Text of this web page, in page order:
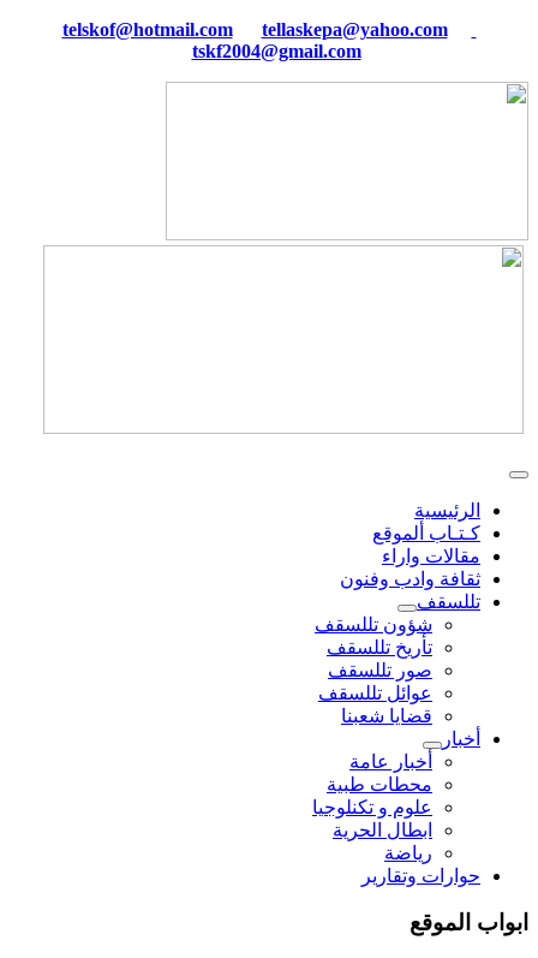
tellaskepa@yahoo.com
tskf2004@gmail.com
الرئيسية
كـتـاب ألموقع
مقالات واراء
ثقافة وادب وفنون
تللسقف
شؤون تللسقف
تأريخ تللسقف
صور تللسقف
عوائل تللسقف
قضايا شعبنا
أخبار
أخبار عامة
محطات طبية
علوم و تکنلوجیا
ابطال الحرية
رياضة
حوارات وتقارير
ابواب الموقع